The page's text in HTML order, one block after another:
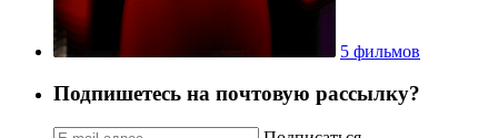
5 фильмов
Подпишетесь на почтовую рассылку?